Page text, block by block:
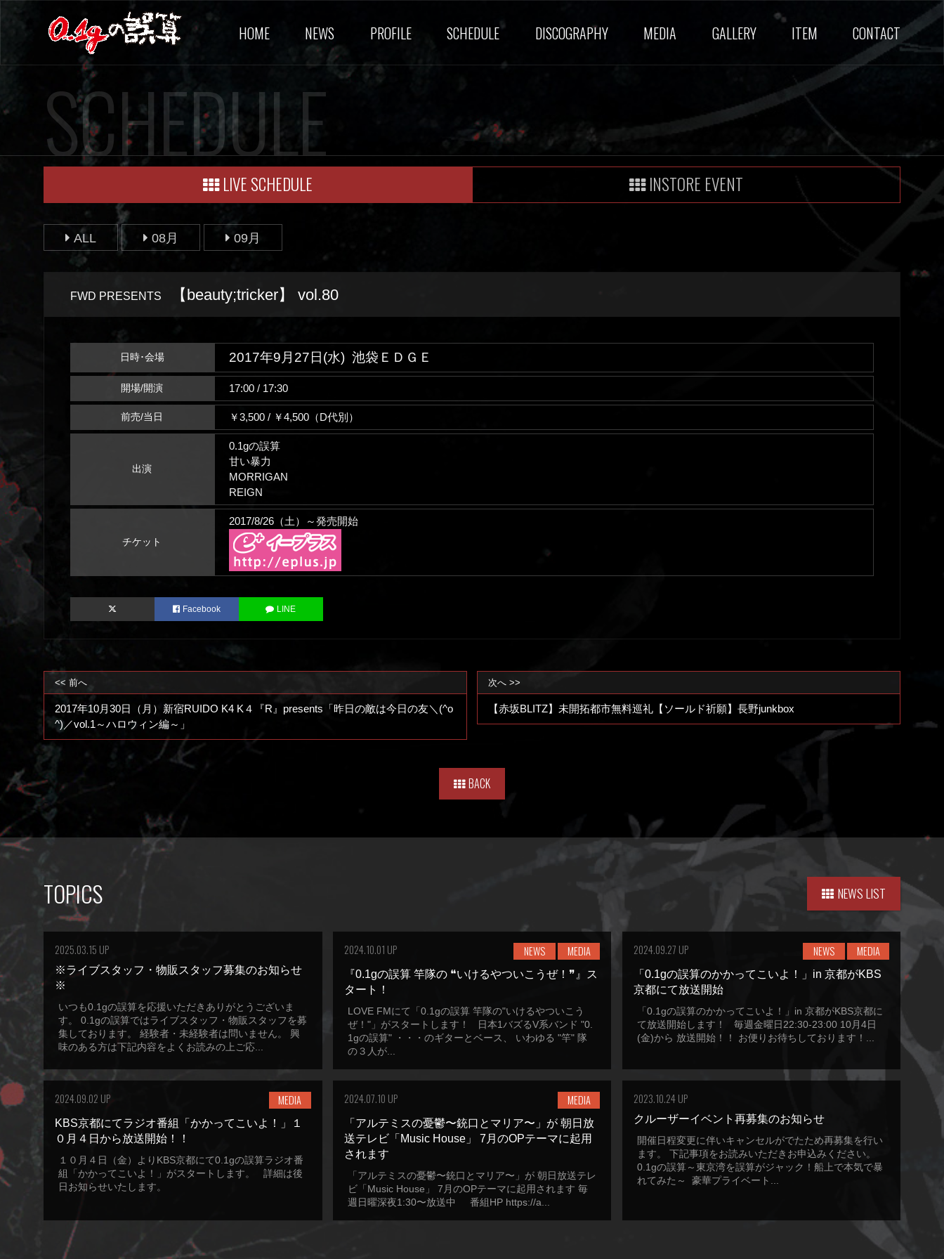
HOME NEWS PROFILE SCHEDULE DISCOGRAPHY MEDIA GALLERY ITEM CONTACT
SCHEDULE
LIVE SCHEDULE INSTORE EVENT
ALL 08月 09月
FWD PRESENTS 【beauty;tricker】 vol.80
日時･会場 2017年9月27日(水) 池袋ＥＤＧＥ
開場/開演 17:00 / 17:30
前売/当日 ￥3,500 / ￥4,500（D代別）
出演
0.1gの誤算
甘い暴力
MORRIGAN
REIGN
チケット
2017/8/26（土）～発売開始
Facebook LINE
<< 前へ
2017年10月30日（月）新宿RUIDO K4 K４『R』presents「昨日の敵は今日の友＼(^o
^)／vol.1～ハロウィン編～」
次へ >>
【赤坂BLITZ】未開拓都市無料巡礼【ソールド祈願】長野junkbox
BACK
TOPICS NEWS LIST
2025.03.15 UP
※ライブスタッフ・物販スタッフ募集のお知らせ
※
いつも0.1gの誤算を応援いただきありがとうございま
す。 0.1gの誤算ではライブスタッフ・物販スタッフを募
集しております。 経験者・未経験者は問いません。 興
味のある方は下記内容をよくお読みの上ご応...
2024.10.01 UP NEWS MEDIA
『0.1gの誤算 竿隊の ❝いけるやついこうぜ！❞』ス
タート！
LOVE FMにて「0.1gの誤算 竿隊の"いけるやついこう
ぜ！"」がスタートします！ 日本1バズるV系バンド "0.
1gの誤算" ・・・のギターとベース、 いわゆる "竿" 隊
の３人が...
2024.09.27 UP NEWS MEDIA
「0.1gの誤算のかかってこいよ！」in 京都がKBS
京都にて放送開始
「0.1gの誤算のかかってこいよ！」in 京都がKBS京都に
て放送開始します！ 毎週金曜日22:30-23:00 10月4日
(金)から 放送開始！！ お便りお待ちしております！...
2024.09.02 UP MEDIA
KBS京都にてラジオ番組「かかってこいよ！」１
０月４日から放送開始！！
１０月４日（金）よりKBS京都にて0.1gの誤算ラジオ番
組「かかってこいよ！」がスタートします。 詳細は後
日お知らせいたします。
2024.07.10 UP MEDIA
「アルテミスの憂鬱〜銃口とマリア〜」が 朝日放
送テレビ「Music House」 7月のOPテーマに起用
されます
「アルテミスの憂鬱〜銃口とマリア〜」が 朝日放送テレ
ビ「Music House」 7月のOPテーマに起用されます 毎
週日曜深夜1:30〜放送中 番組HP https://a...
2023.10.24 UP
クルーザーイベント再募集のお知らせ
開催日程変更に伴いキャンセルがでたため再募集を行い
ます。 下記事項をお読みいただきお申込みください。
0.1gの誤算～東京湾を誤算がジャック！船上で本気で暴
れてみた～ 豪華プライベート...